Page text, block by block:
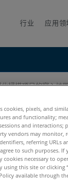
行业 应用领
掃描項目的寫入訪
訪問權
cookies, pixels, and
and functionality;
and
vendors may monitor,
referring URLs
to such purposes.
cookies necessary to
using this site or clicking
available through